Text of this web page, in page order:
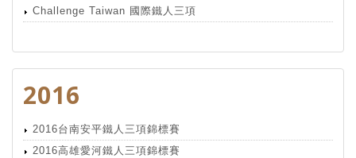
Challenge Taiwan 國際鐵人三項
2016
2016台南安平鐵人三項錦標賽
2016高雄愛河鐵人三項錦標賽